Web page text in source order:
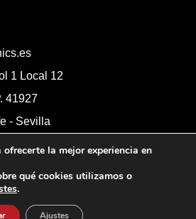
1 Local 12
41927
- Sevilla
reservados.
la mejor experiencia en
qué cookies utilizamos o
.
Ajustes